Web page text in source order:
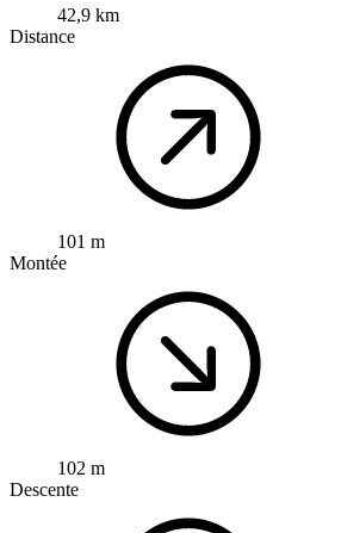
42,9 km
Distance
101 m
Montée
102 m
Descente